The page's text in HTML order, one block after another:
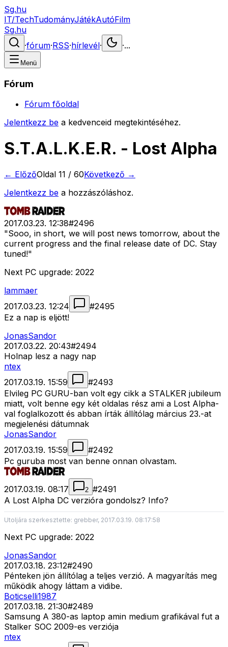
Sg.hu
IT/TechTudományJátékAutóFilm
Sg.hu
·fórum·RSS·hírlevél· ·...
Menü
Fórum
Fórum főoldal
Jelentkezz be a kedvenceid megtekintéséhez.
S.T.A.L.K.E.R. - Lost Alpha
← ElőzőOldal 11 / 60Következő →
Jelentkezz be a hozzászóláshoz.
2017.03.23. 12:38#2496
"Sooo, in short, we will post news tomorrow, about the
current progress and the final release date of DC. Stay
tuned!"
Next PC upgrade: 2022
lammaer
2017.03.23. 12:24
#2495
Ez a nap is eljött!
JonasSandor
2017.03.22. 20:43#2494
Holnap lesz a nagy nap
ntex
2017.03.19. 15:59
#2493
Elvileg PC GURU-ban volt egy cikk a STALKER jubileum
miatt, volt benne egy két oldalas rész ami a Lost Alpha-
val foglalkozott és abban írták állítólag március 23.-at
megjelenési dátumnak
JonasSandor
2017.03.19. 15:59
#2492
Pc guruba most van benne onnan olvastam.
2017.03.19. 08:17 2 #2491
A Lost Alpha DC verzióra gondolsz? Info?
Utoljára szerkesztette: grebber, 2017.03.19. 08:17:58
Next PC upgrade: 2022
JonasSandor
2017.03.18. 23:12#2490
Pénteken jön állítólag a teljes verzió. A magyarítás meg
működik ahogy láttam a vidibe.
Boticselli1987
2017.03.18. 21:30#2489
Samsung A 380-as laptop amin medium grafikával fut a
Stalker SOC 2009-es verziója
ntex